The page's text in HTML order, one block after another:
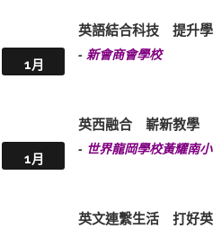
1月
英語結合科技 提升
- 新會商會學校
1月
英西融合 嶄新教學
- 世界龍岡學校黃耀南
英文連繫生活 打好